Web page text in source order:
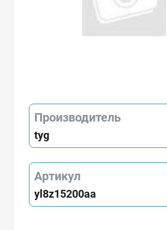
Производитель
tyg
Артикул
yl8z15200aa